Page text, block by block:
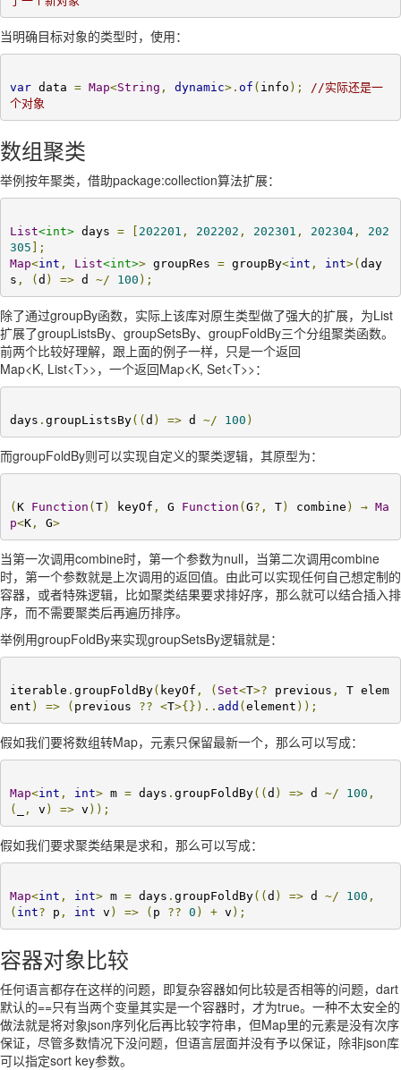
当明确目标对象的类型时，使用：
var data = Map<String , dynamic>. of ( info );
//实际还是一
个对象
数组聚类
举例按年聚类，借助package:collection算法扩展：
List<int> days = [ 202201 , 202202 , 202301 , 202304,
202
305 ];
Map<int , List<int>> groupRes = groupBy<int , int>(day
s , (d ) => d ~/ 100 );
除了通过groupBy函数，实际上该库对原生类型做了强大的扩展，为List
扩展了groupListsBy、groupSetsBy、groupFoldBy三个分组聚类函数。
前两个比较好理解，跟上面的例子一样，只是一个返回
Map<K, List<T>>，一个返回Map<K, Set<T>>：
days . groupListsBy((d ) => d ~/ 100 )
而groupFoldBy则可以实现自定义的聚类逻辑，其原型为：
(K Function (T) keyOf , G Function (G?, T) combine ) → Ma
p<K, G>
当第一次调用combine时，第一个参数为null，当第二次调用combine
时，第一个参数就是上次调用的返回值。由此可以实现任何自己想定制的
容器，或者特殊逻辑，比如聚类结果要求排好序，那么就可以结合插入排
序，而不需要聚类后再遍历排序。
举例用groupFoldBy来实现groupSetsBy逻辑就是：
iterable . groupFoldBy( keyOf , ( Set<T>? previous ,
T elem
ent ) => ( previous ?? <T>{}).. add (element ));
假如我们要将数组转Map，元素只保留最新一个，那么可以写成：
Map<int , int> m = days . groupFoldBy((d ) => d ~/ 100 ,
(
, v ) => v ));
假如我们要求聚类结果是求和，那么可以写成：
Map<int , int> m = days . groupFoldBy((d ) => d ~/ 100 ,
( int? p , int v ) => ( p ?? 0 ) + v );
容器对象比较
任何语言都存在这样的问题，即复杂容器如何比较是否相等的问题，dart
默认的==只有当两个变量其实是一个容器时，才为true。一种不太安全的
做法就是将对象json序列化后再比较字符串，但Map里的元素是没有次序
保证，尽管多数情况下没问题，但语言层面并没有予以保证，除非json库
可以指定sort key参数。